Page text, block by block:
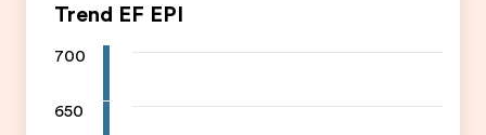
Trend EF EPI
700
650